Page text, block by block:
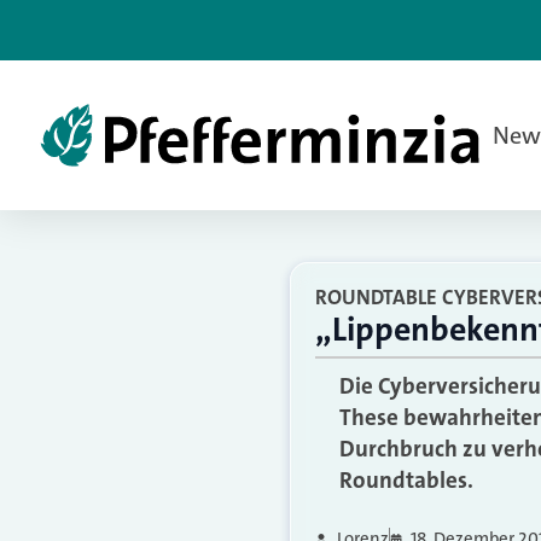
ROUNDTABLE
Die
These
Durchbruch zu
Roundtables.